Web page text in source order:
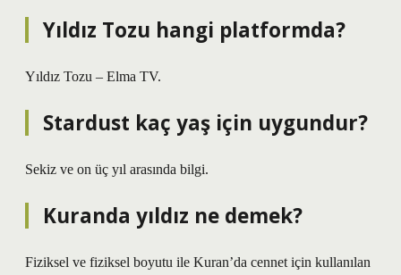
Yıldız Tozu hangi platformda?
Yıldız Tozu – Elma TV.
Stardust kaç yaş için uygundur?
Sekiz ve on üç yıl arasında bilgi.
Kuranda yıldız ne demek?
Fiziksel ve fiziksel boyutu ile Kuran’da cennet için kullanılan